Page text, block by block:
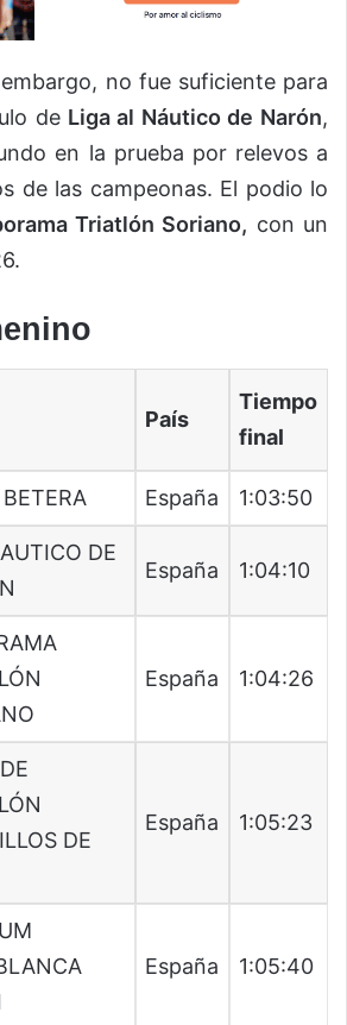
no fue suficiente para
deLiga al Náutico de Narón,
en la prueba por relevos a
de las campeonas. El podio lo
Triatlón Soriano, con un
País
Tiempo
final
España 1:03:50
DE
España 1:04:10
España 1:04:26
DE
España 1:05:23
España 1:05:40